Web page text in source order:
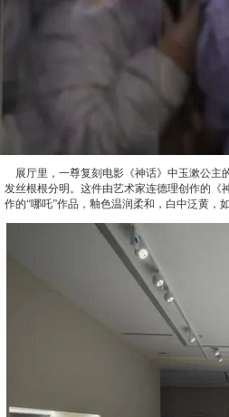
展厅里，一尊复刻电影《神话》中玉漱公主
发丝根根分明。这件由艺术家连德理创作的《
作的“哪吒”作品，釉色温润柔和，白中泛黄，